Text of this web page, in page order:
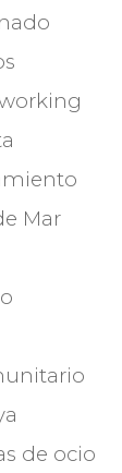
Mar
de ocio